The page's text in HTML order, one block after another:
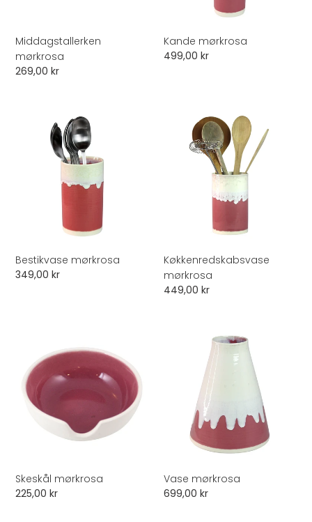
Middagstallerken
mørkrosa
Normalpris
269,00 kr
Kande mørkrosa
Normalpris
499,00 kr
mørkrosa
Bestikvase mørkrosa
Normalpris
349,00 kr
Køkkenredskabsvase
mørkrosa
Køkkenredskabsvase
mørkrosa
Normalpris
449,00 kr
mørkrosa
Skeskål mørkrosa
Normalpris
225,00 kr
mørkrosa
Vase mørkrosa
Normalpris
699,00 kr